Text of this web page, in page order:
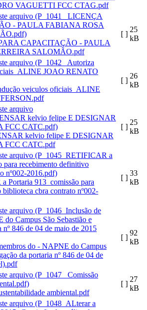
VAGUETTI FCC CTAG.pdf
CAPACITAÇÃO - PAULA
SALOMÃO.pdf
[ ]
25
kB
veiculos oficiais_ALINE
[ ]
26
kB
kelvio felipe E DESIGNAR
FCC CATC.pdf
[ ]
25
kB
Portaria 913_comissão para
cbra contrato nº002-
[ ]
33
kB
do - NAPNE do Campus
da portaria nº 846 de 04 de
[ ]
92
kB
ambiental.pdf
[ ]
27
kB